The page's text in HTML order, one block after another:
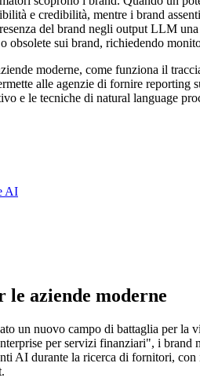
e credibilità, mentre i brand
del brand negli output LLM
sui brand, richiedendo
moderne, come funziona il
alle agenzie di fornire
e le tecniche di natural language
AI
aziende moderne
un nuovo campo di battaglia per
per servizi finanziari", i brand
AI durante la ricerca di fornitori,